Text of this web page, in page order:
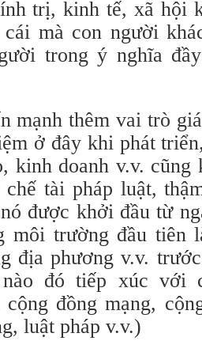
trị, kinh tế, xã hội
cái mà con người
trong ý nghĩa
mạnh thêm vai trò
ở đây khi phát
kinh doanh v.v. cũng
tài pháp luật,
được khởi đầu từ
môi trường đầu tiên
địa phương v.v.
đó tiếp xúc với
cộng đồng mạng,
luật pháp v.v.)